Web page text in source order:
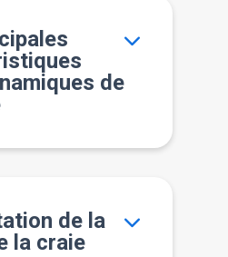
de
de la
la craie